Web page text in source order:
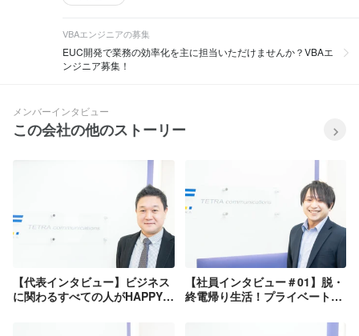
VBAエンジニアの募集
EUC開発で業務の効率化を主に担当いただけませんか？VBAエ
ンジニア募集！
メンバーインタビュー
この会社の他のストーリー
【代表インタビュー】ビジネス
に関わるすべての人がHAPPYに
【社員インタビュー＃01】脱・
終電帰り生活！プライベートも